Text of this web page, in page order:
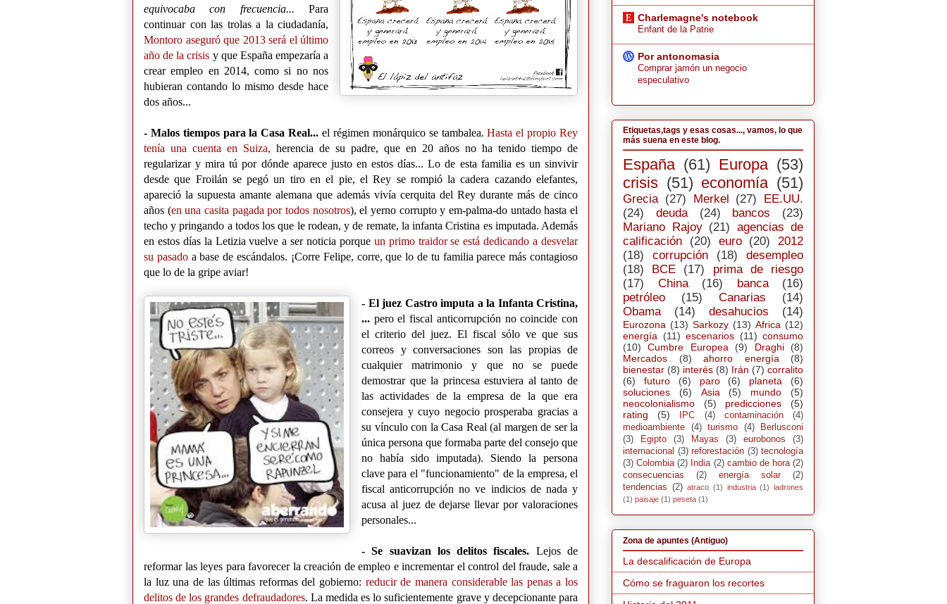
equivocaba con frecuencia... Para
continuar con las trolas a la ciudadanía,
Montoro aseguró que 2013 será el último
año de la crisis y que España empezaría a
crear empleo en 2014, como si no nos
hubieran contando lo mismo desde hace
dos años...
- Malos tiempos para la Casa Real...el régimen monárquico se tambalea.Hasta el propio Rey
tenía una cuenta en Suiza, herencia de su padre, que en 20 años no ha tenido tiempo de
regularizar y mira tú por dónde aparece justo en estos días... Lo de esta familia es un sinvivir
desde que Froilán se pegó un tiro en el pie, el Rey se rompió la cadera cazando elefantes,
apareció la supuesta amante alemana que además vivía cerquita del Rey durante más de cinco
años (en una casita pagada por todos nosotros), el yerno corrupto y em-palma-do untado hasta el
techo y pringando a todos los que le rodean, y de remate, la infanta Cristina es imputada. Además
en estos días la Letizia vuelve a ser noticia porque un primo traidor se está dedicando a desvelar
su pasado a base de escándalos. ¡Corre Felipe, corre, que lo de tu familia parece más contagioso
que lo de la gripe aviar!
- El juez Castro imputa a la Infanta Cristina,
... pero el fiscal anticorrupción no coincide con
el criterio del juez. El fiscal sólo ve que sus
correos y conversaciones son las propias de
cualquier matrimonio y que no se puede
demostrar que la princesa estuviera al tanto de
las actividades de la empresa de la que era
consejera y cuyo negocio prosperaba gracias a
su vínculo con la Casa Real (al margen de ser la
única persona que formaba parte del consejo que
no había sido imputada). Siendo la persona
clave para el "funcionamiento" de la empresa, el
fiscal anticorrupción no ve indicios de nada y
acusa al juez de dejarsellevar por valoraciones
personales...
- Se suavizan los delitos fiscales. Lejos de
reformar las leyes para favorecer la creación de empleo e incrementar el control del fraude, sale a
la luz una de las últimas reformas del gobierno: reducir de manera considerable las penas a los
delitos de los grandes defraudadores. La medida es lo suficientemente grave y decepcionante para
Charlemagne's notebook
Enfant de la Patrie
Por antonomasia
Comprar jamón un negocio
especulativo
Etiquetas,tags y esas cosas..., vamos, lo que
más suena en este blog.
España (61) Europa (53)
crisis (51) economía (51)
Grecia (27) Merkel (27)
EE.UU.
(24)
deuda (24) bancos
(23)
Mariano Rajoy (21) agencias de
calificación
(20) euro (20)
2012
(18)
corrupción (18)
desempleo
(18)
BCE (17)
prima de riesgo
(17)
China (16) banca
(16)
petróleo
(15) Canarias
(14)
Obama
(14) desahucios (14)
Eurozona (13) Sarkozy (13) Africa (12)
energía (11) escenarios (11) consumo
(10)
Cumbre Europea (9) Draghi
(8)
Mercados
(8) ahorro energía
(8)
bienestar (8) interés (8) Irán (7) corralito
(6)
futuro (6) paro (6) planeta
(6)
soluciones
(6) Asia (5) mundo
(5)
neocolonialismo
(5) predicciones
(5)
rating
(5) IPC (4) contaminación
(4)
medioambiente
(4) turismo (4)
Berlusconi
(3)
Egipto (3) Mayas (3) eurobonos
(3)
internacional (3) reforestación (3) tecnología
(3) Colombia (2) India (2) cambio de hora (2)
consecuencias
(2) energía solar
(2)
tendencias (2) atraco (1) industria (1)
ladrones
(1) paisaje (1) peseta (1)
Zona de apuntes (Antiguo)
La descalificación de Europa
Cómo se fraguaron los recortes